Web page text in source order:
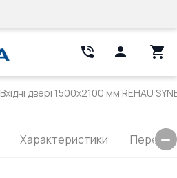
Вхідні двері 1500x2100 мм REHAU
Характеристики